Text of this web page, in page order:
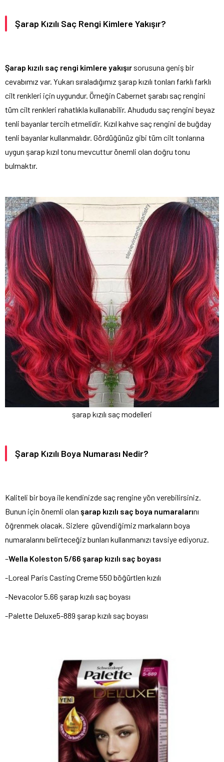
Şarap Kızılı Saç Rengi Kimlere Yakışır?
Şarap kızılı saç rengi kimlere yakışır sorusuna geniş bir
cevabımız var. Yukarı sıraladığımız şarap kızılı tonları farklı farklı
cilt renkleri için uygundur. Örneğin Cabernet şarabı saç rengini
tüm cilt renkleri rahatlıkla kullanabilir. Ahududu saç rengini beyaz
tenli bayanlar tercih etmelidir. Kızıl kahve saç rengini de buğday
tenli bayanlar kullanmalıdır. Gördüğünüz gibi tüm cilt tonlarına
uygun şarap kızıl tonu mevcuttur önemli olan doğru tonu
bulmaktır.
şarap kızılı saç modelleri
Şarap Kızılı Boya Numarası Nedir?
Kaliteli bir boya ile kendinizde saç rengine yön verebilirsiniz.
Bunun için önemli olan şarap kızılı saç boya numaralarını
öğrenmek olacak. Sizlere güvendiğimiz markaların boya
numaralarını belirteceğiz bunları kullanmanızı tavsiye ediyoruz.
–Wella Koleston 5/66 şarap kızılı saç boyası
-Loreal Paris Casting Creme 550 böğürtlen kızılı
-Nevacolor 5.66 şarap kızılı saç boyası
-Palette Deluxe5-889 şarap kızılı saç boyası